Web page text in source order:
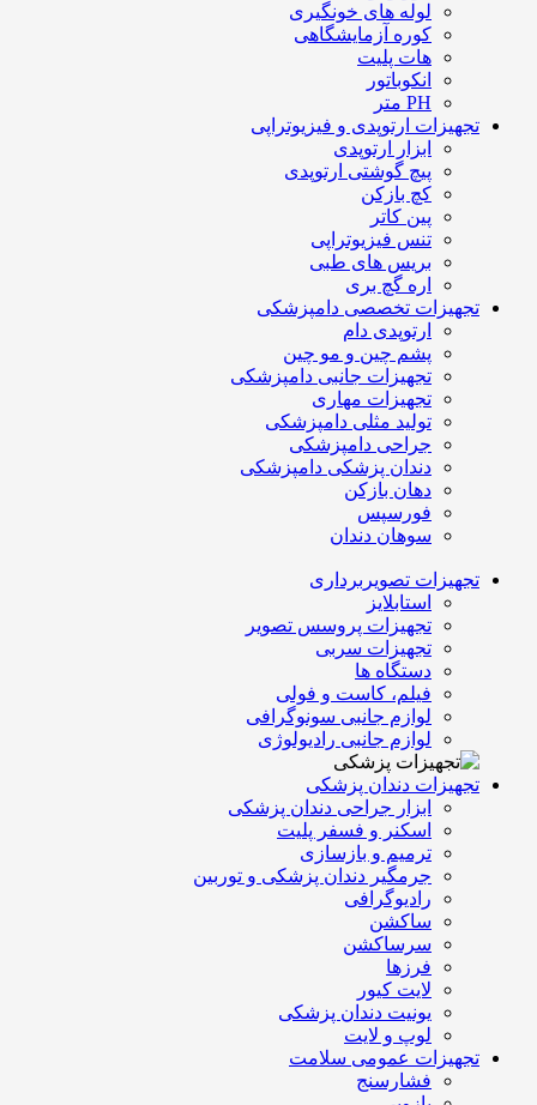
لوله های خونگیری
کوره آزمایشگاهی
هات پلیت
انکوباتور
PH متر
تجهیزات ارتوپدی و فیزیوتراپی
ابزار ارتوپدی
پیچ گوشتی ارتوپدی
کچ بازکن
پین کاتر
تنس فیزیوتراپی
بریس های طبی
اره گچ بری
تجهیزات تخصصی دامپزشکی
ارتوپدی دام
پشم چین و مو چین
تجهیزات جانبی دامپزشکی
تجهیزات مهاری
تولید مثلی دامپزشکی
جراحی دامپزشکی
دندان پزشکی دامپزشکی
دهان بازکن
فورسپس
سوهان دندان
تجهیزات تصویربرداری
استابلایز
تجهیزات پروسس تصویر
تجهیزات سربی
دستگاه ها
فیلم، کاست و فولی
لوازم جانبی سونوگرافی
لوازم جانبی رادیولوژی
تجهیزات دندان پزشکی
ابزار جراحی دندان پزشکی
اسکنر و فسفر پلیت
ترمیم و بازسازی
جرمگیر دندان پزشکی و توربین
رادیوگرافی
ساکشن
سرساکشن
فرزها
لایت کیور
یونیت دندان پزشکی
لوپ و لایت
تجهیزات عمومی سلامت
فشارسنج